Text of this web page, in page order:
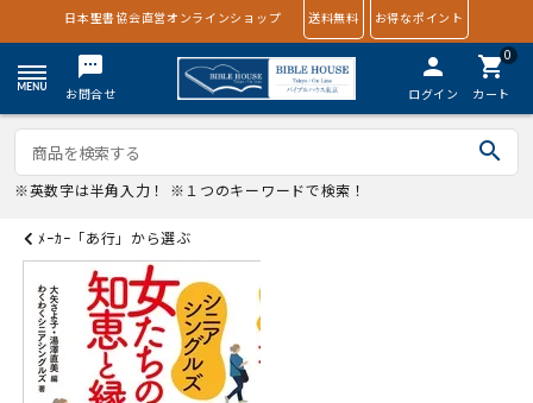
日本聖書協会直営オンラインショップ 送料無料 お得なポイント
textsms
お問合せ
person
ログイン
0
shopping_cart
カート
search
※英数字は半角入力！ ※１つのキーワードで検索！
ﾒｰｶｰ「あ行」から選ぶ